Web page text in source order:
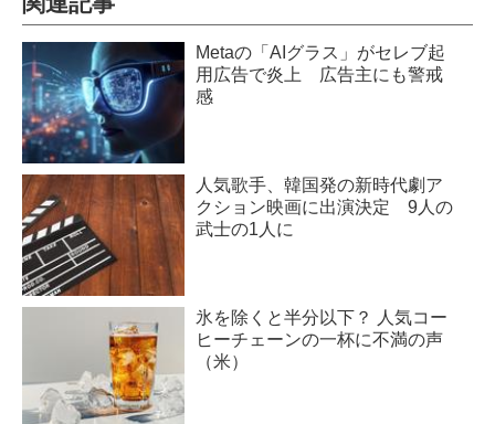
Metaの「AIグラス」がセレブ起
用広告で炎上 広告主にも警戒
感
人気歌手、韓国発の新時代劇ア
クション映画に出演決定 9人の
武士の1人に
氷を除くと半分以下？ 人気コー
ヒーチェーンの一杯に不満の声
（米）